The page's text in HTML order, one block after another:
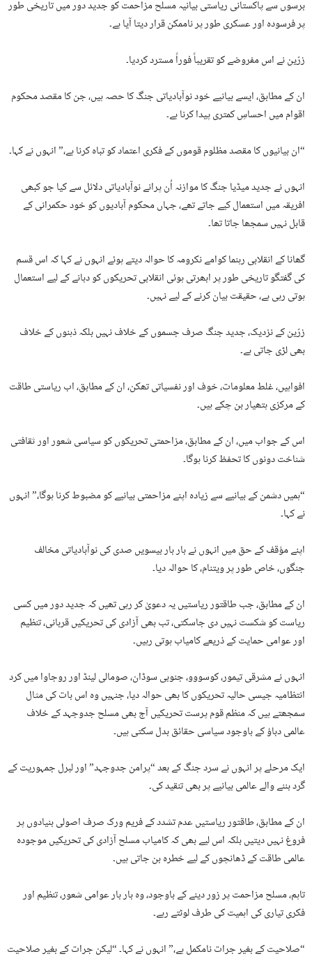
برسوں سے پاکستانی ریاستی بیانیہ مسلح مزاحمت کو جدید دور میں تاریخی طور
پر فرسودہ اور عسکری طور پر ناممکن قرار دیتا آیا ہے۔
زرّین نے اس مفروضے کو تقریباً فوراً مسترد کردیا۔
ان کے مطابق، ایسے بیانیے خود نوآبادیاتی جنگ کا حصہ ہیں، جن کا مقصد محکوم
اقوام میں احساسِ کمتری پیدا کرنا ہے۔
“ان بیانیوں کا مقصد مظلوم قوموں کے فکری اعتماد کو تباہ کرنا ہے،” انہوں نے کہا۔
انہوں نے جدید میڈیا جنگ کا موازنہ اُن پرانے نوآبادیاتی دلائل سے کیا جو کبھی
افریقہ میں استعمال کیے جاتے تھے، جہاں محکوم آبادیوں کو خود حکمرانی کے
قابل نہیں سمجھا جاتا تھا۔
گھانا کے انقلابی رہنما کوامے نکرومہ کا حوالہ دیتے ہوئے انہوں نے کہا کہ اس قسم
کی گفتگو تاریخی طور پر ابھرتی ہوئی انقلابی تحریکوں کو دبانے کے لیے استعمال
ہوتی رہی ہے، حقیقت بیان کرنے کے لیے نہیں۔
زرّین کے نزدیک، جدید جنگ صرف جسموں کے خلاف نہیں بلکہ ذہنوں کے خلاف
بھی لڑی جاتی ہے۔
افواہیں، غلط معلومات، خوف اور نفسیاتی تھکن، ان کے مطابق، اب ریاستی طاقت
کے مرکزی ہتھیار بن چکے ہیں۔
اس کے جواب میں، ان کے مطابق، مزاحمتی تحریکوں کو سیاسی شعور اور ثقافتی
شناخت دونوں کا تحفظ کرنا ہوگا۔
“ہمیں دشمن کے بیانیے سے زیادہ اپنے مزاحمتی بیانیے کو مضبوط کرنا ہوگا،” انہوں
نے کہا۔
اپنے مؤقف کے حق میں انہوں نے بار بار بیسویں صدی کی نوآبادیاتی مخالف
جنگوں، خاص طور پر ویتنام، کا حوالہ دیا۔
ان کے مطابق، جب طاقتور ریاستیں یہ دعویٰ کر رہی تھیں کہ جدید دور میں کسی
ریاست کو شکست نہیں دی جاسکتی، تب بھی آزادی کی تحریکیں قربانی، تنظیم
اور عوامی حمایت کے ذریعے کامیاب ہوتی رہیں۔
انہوں نے مشرقی تیمور، کوسووو، جنوبی سوڈان، صومالی لینڈ اور روجاوا میں کرد
انتظامیہ جیسی حالیہ تحریکوں کا بھی حوالہ دیا، جنہیں وہ اس بات کی مثال
سمجھتے ہیں کہ منظم قوم پرست تحریکیں آج بھی مسلح جدوجہد کے خلاف
عالمی دباؤ کے باوجود سیاسی حقائق بدل سکتی ہیں۔
ایک مرحلے پر انہوں نے سرد جنگ کے بعد “پرامن جدوجہد” اور لبرل جمہوریت کے
گرد بننے والے عالمی بیانیے پر بھی تنقید کی۔
ان کے مطابق، طاقتور ریاستیں عدم تشدد کے فریم ورک صرف اصولی بنیادوں پر
فروغ نہیں دیتیں بلکہ اس لیے بھی کہ کامیاب مسلح آزادی کی تحریکیں موجودہ
عالمی طاقت کے ڈھانچوں کے لیے خطرہ بن جاتی ہیں۔
تاہم، مسلح مزاحمت پر زور دینے کے باوجود، وہ بار بار عوامی شعور، تنظیم اور
فکری تیاری کی اہمیت کی طرف لوٹتے رہے۔
“صلاحیت کے بغیر جرات نامکمل ہے،” انہوں نے کہا۔ “لیکن جرات کے بغیر صلاحیت